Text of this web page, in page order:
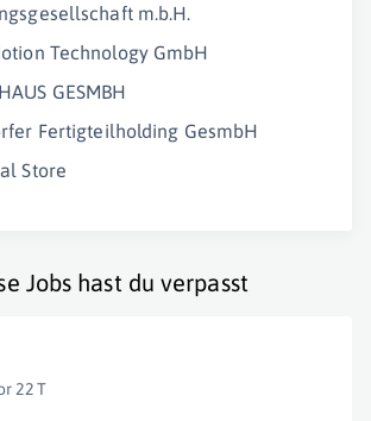
m.b.H.
Technology GmbH
GESMBH
Fertigteilholding GesmbH
Store
Jobs hast du verpasst
22 T